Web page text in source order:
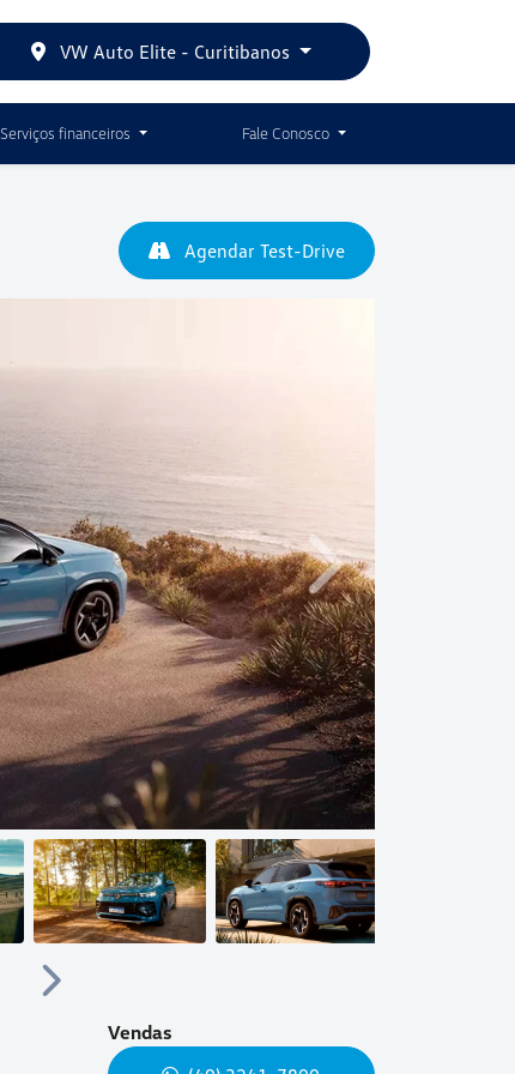
VW Auto Elite - Curitibanos
Serviços financeiros Fale Conosco
Agendar Test-Drive
Próximo
Próximo
Vendas